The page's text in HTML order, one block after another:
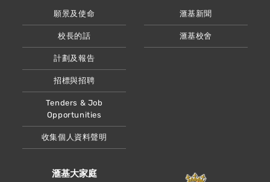
願景及使命
校長的話
計劃及報告
招標與招聘
Tenders & Job
Opportunities
收集個人資料聲明
滙基新聞
滙基校舍
滙基大家庭